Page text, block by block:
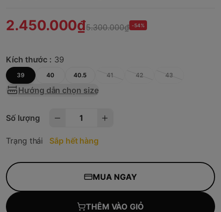
2.450.000₫5.300.000₫ -54%
Kích thước : 39
39 40 40.5 41 42 43
Hướng dẫn chọn size
Số lượng
Trạng thái Sắp hết hàng
MUA NGAY
THÊM VÀO GIỎ